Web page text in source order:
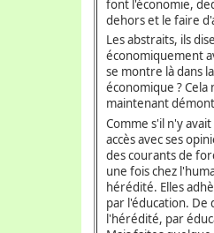
font l'économie,
dehors et le faire
Les abstraits, ils
économiquement
se montre là dans
économique ?
maintenant
Comme s'il n'y
accès avec ses
des courants de
une fois chez
hérédité. Elles
par l'éducation. De
l'hérédité, par